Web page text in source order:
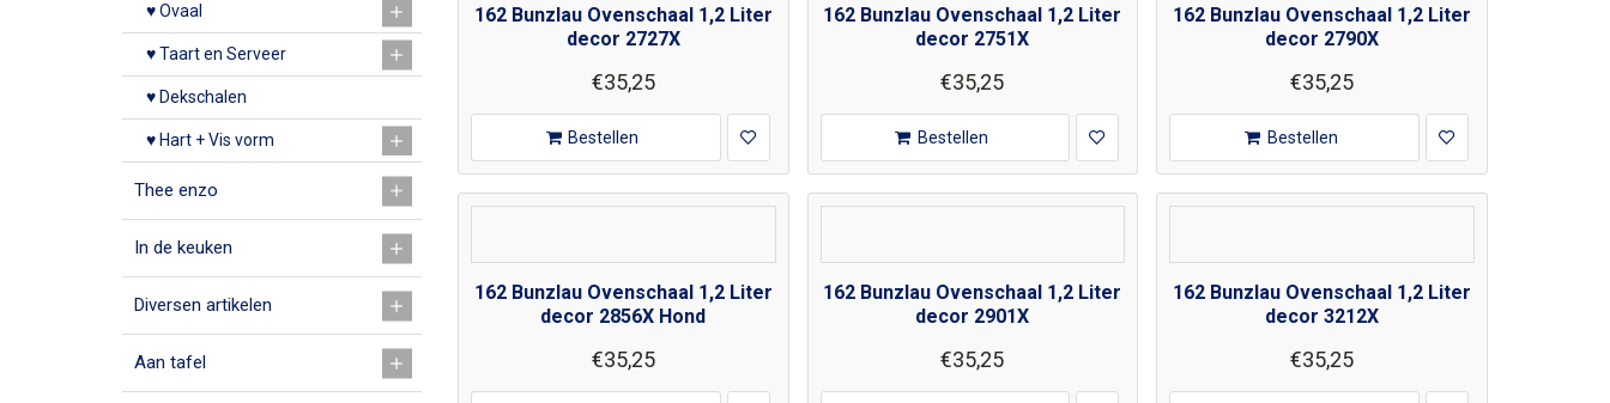
♥ Ovaal
♥ Taart en Serveer
♥ Dekschalen
♥ Hart + Vis vorm
Thee enzo
In de keuken
Diversen artikelen
Aan tafel
162 Bunzlau Ovenschaal 1,2 Liter
decor 2727X
€35,25
Bestellen
162 Bunzlau Ovenschaal 1,2 Liter
decor 2751X
€35,25
Bestellen
162 Bunzlau Ovenschaal 1,2 Liter
decor 2790X
€35,25
Bestellen
162 Bunzlau Ovenschaal 1,2 Liter
decor 2856X Hond
€35,25
162 Bunzlau Ovenschaal 1,2 Liter
decor 2901X
€35,25
162 Bunzlau Ovenschaal 1,2 Liter
decor 3212X
€35,25